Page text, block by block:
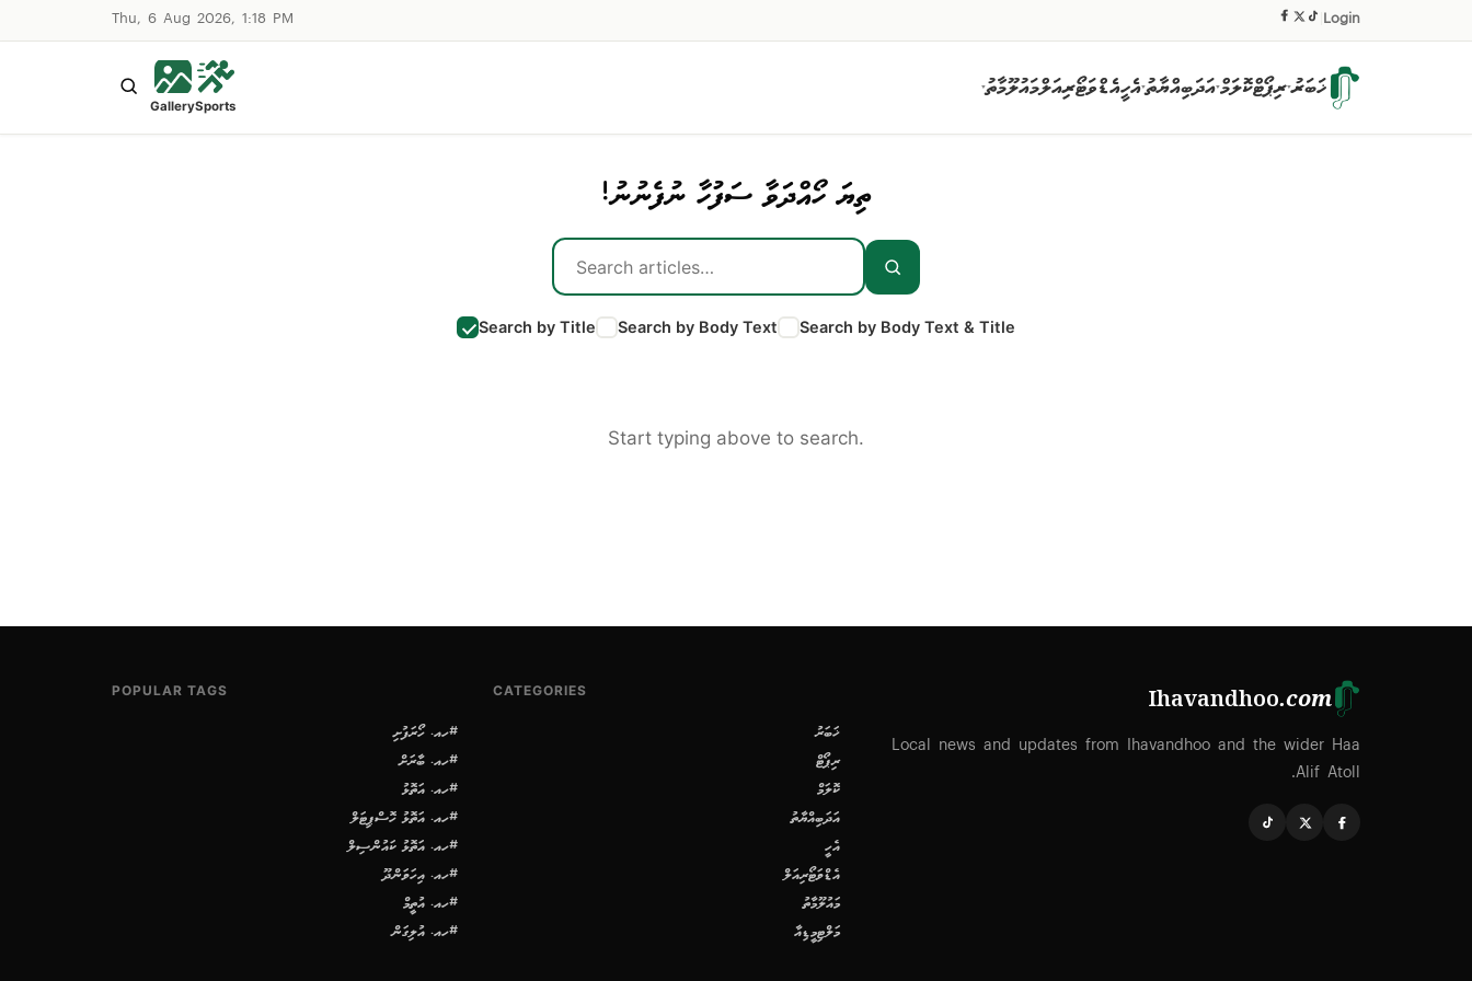
Thu, 6 Aug 2026, 1:18 PM Login
ޚަބަރު▾ރިޕޯޓްކޮލަމް▾އަދަބިއްޔާތު▾އެހީއެޑްވަޓޯރިއަލްމައުލޫމާތު▾
Sports
Gallery
ތިޔަ ހޯއްދަވާ ސަފުހާ ނުފެނުނު!
Search by Title Search by Body Text Search by Body Text & Title
Start typing above to search.
Ihavandhoo.com
Local news and updates from Ihavandhoo and the wider Haa
Alif Atoll.
CATEGORIES
ޚަބަރު
ރިޕޯޓް
ކޮލަމް
އަދަބިއްޔާތު
އެހީ
އެޑްވަޓޯރިއަލް
މައުލޫމާތު
މަލްޓިމީޑިއާ
POPULAR TAGS
#ހއ. ހޯރަފުށި
#ހއ. ބާރަށް
#ހއ. އަތޮޅު
#ހއ. އަތޮޅު ހޮސްޕިޓަލް
#ހއ. އަތޮޅު ކައުންސިލް
#ހއ. އިހަވަންދޫ
#ހއ. އުތީމް
#ހއ. އުލިގަން